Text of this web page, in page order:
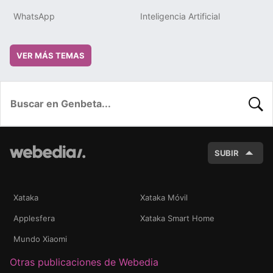
WhatsApp Inteligencia Artificial
VER MÁS TEMAS
SUBIR
Xataka Xataka Móvil
Applesfera Xataka Smart Home
Mundo Xiaomi
Otras publicaciones de Webedia